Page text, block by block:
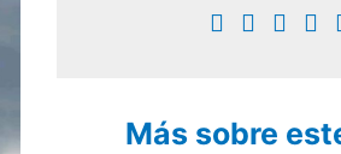
Más sobre